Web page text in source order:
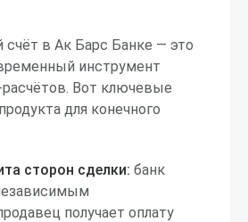
в Ак Барс Банке — это
инструмент
Вот ключевые
для конечного
сторон сделки: банк
получает оплату